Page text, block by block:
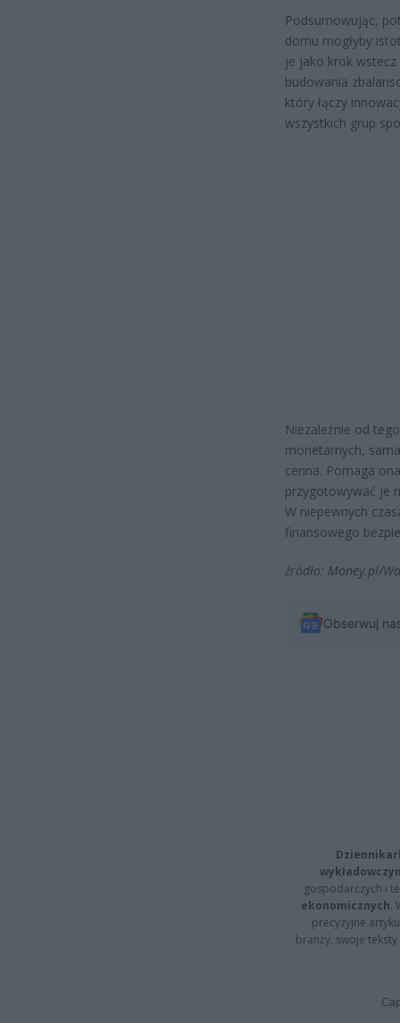
Podsumowując,
domu mogłyby
je jako krok
budowania
który łączy
wszystkich grup
Niezależnie od
monetarnych,
cenna. Pomaga
przygotowywać je
W niepewnych
finansowego
źródło: Money.pl/
Obserwuj
gospodarczych i
ekonomicznych.
precyzyjne
branży, swoje